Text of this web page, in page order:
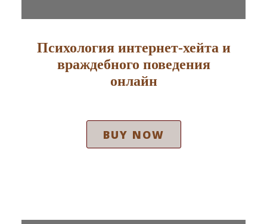
Психология интернет-хейта и
враждебного поведения
онлайн
BUY NOW